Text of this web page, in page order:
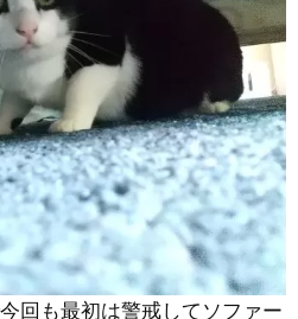
回も最初は警戒してソファー